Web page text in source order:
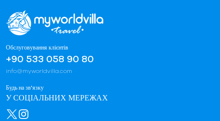
Обслуговування клієнтів
+90 533 058 90 80
info@myworldvilla.com
Будь на зв'язку
У СОЦІАЛЬНИХ МЕРЕЖАХ